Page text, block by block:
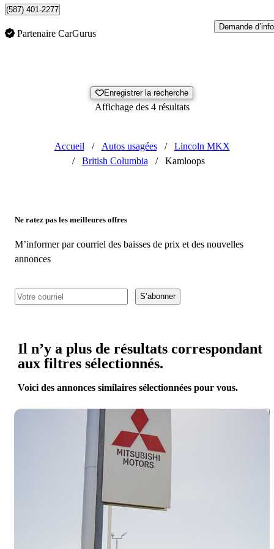
(587) 401-2277
Partenaire CarGurus
Demande d’info
Enregistrer la recherche
Affichage des 4 résultats
Accueil / Autos usagées /
Lincoln MKX
/
British Columbia / Kamloops
Ne ratez pas les meilleures offres
M’informer par courriel des baisses de prix et des nouvelles
annonces
S’abonner
Il n’y a plus de résultats correspondant
aux filtres sélectionnés.
Voici des annonces similaires sélectionnées pour vous.